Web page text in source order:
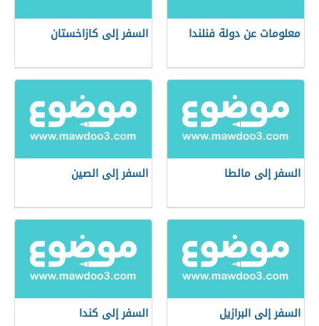
معلومات عن دولة فنلندا السفر إلى كازاخستان
السفر إلى مالطا السفر إلى الصين
السفر إلى البرازيل السفر إلى كندا